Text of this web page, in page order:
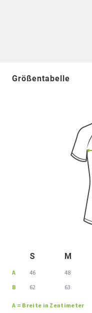
Größentabelle
S M
A 46 48
B
62 63
A = Breite in Zentimeter